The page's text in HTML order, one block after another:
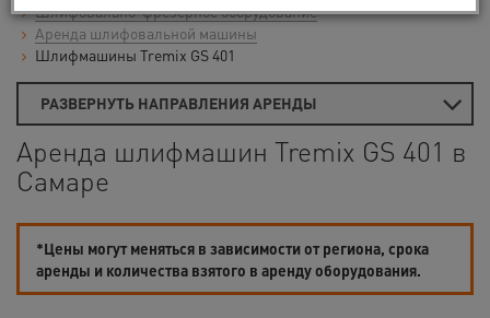
Шлифовально-фрезерное оборудование
Аренда шлифовальной машины
Шлифмашины Tremix GS 401
РАЗВЕРНУТЬ НАПРАВЛЕНИЯ АРЕНДЫ
Аренда шлифмашин Tremix GS 401 в
Самаре
*Цены могут меняться в зависимости от региона, срока
аренды и количества взятого в аренду оборудования.